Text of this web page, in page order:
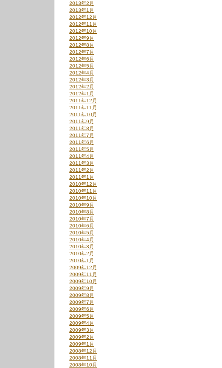
2013年2月
2013年1月
2012年12月
2012年11月
2012年10月
2012年9月
2012年8月
2012年7月
2012年6月
2012年5月
2012年4月
2012年3月
2012年2月
2012年1月
2011年12月
2011年11月
2011年10月
2011年9月
2011年8月
2011年7月
2011年6月
2011年5月
2011年4月
2011年3月
2011年2月
2011年1月
2010年12月
2010年11月
2010年10月
2010年9月
2010年8月
2010年7月
2010年6月
2010年5月
2010年4月
2010年3月
2010年2月
2010年1月
2009年12月
2009年11月
2009年10月
2009年9月
2009年8月
2009年7月
2009年6月
2009年5月
2009年4月
2009年3月
2009年2月
2009年1月
2008年12月
2008年11月
2008年10月